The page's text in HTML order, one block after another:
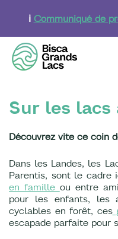
principal
ℹ️ Communiqué de
Sur les lacs
Découvrez vite ce coin
Dans les Landes, les
Parentis, sont le cadre
en famille ou entre
pour les enfants, les
cyclables en forêt, ces
escapade parfaite pour